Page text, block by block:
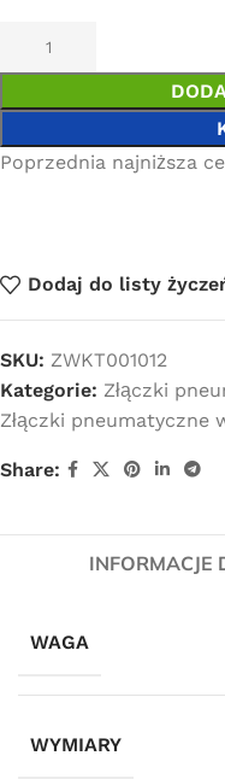
Poprzednia najniższa
Dodaj do listy
SKU: ZWKT001012
Kategorie: Złączki
Złączki pneumatyczne
Share:
INFORMACJE
WAGA
WYMIARY